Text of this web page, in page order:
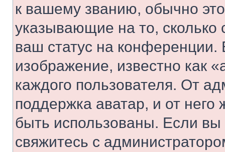
к вашему званию, обычно это
указывающие на то,
ваш статус на
изображение, известно как
каждого пользователя. От
поддержка аватар, и от него
быть использованы. Если
свяжитесь с